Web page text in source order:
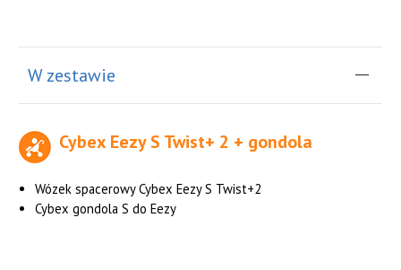
W zestawie
Cybex Eezy S Twist+ 2 + gondola
Wózek spacerowy Cybex Eezy S Twist+2
Cybex gondola S do Eezy